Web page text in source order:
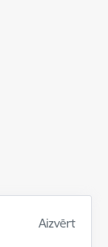
Aizvērt